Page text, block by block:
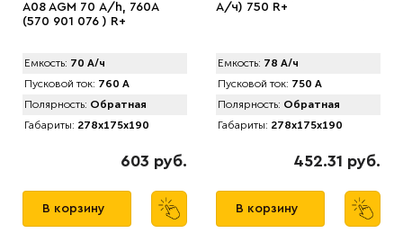
A08 AGM 70 А/h, 760А
(570 901 076 ) R+
Емкость: 70 А/ч
Пусковой ток: 760 А
Полярность: Обратная
Габариты: 278x175x190
603 руб.
В корзину
А/ч) 750 R+
Емкость: 78 А/ч
Пусковой ток: 750 А
Полярность: Обратная
Габариты: 278x175x190
452.31 руб.
В корзину